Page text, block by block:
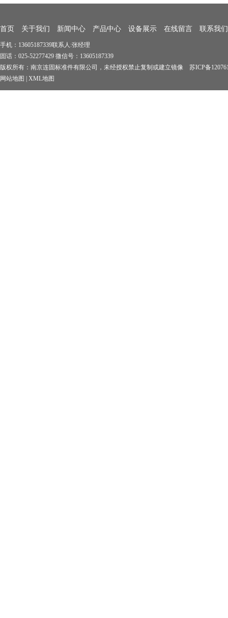
首页 关于我们 新闻中心 产品中心 设备展示 在线留言 联系我们
手机：13605187339联系人:张经理
固话：025-52277429 微信号：13605187339
版权所有：南京连固标准件有限公司，未经授权禁止复制或建立镜像 苏ICP备
网站地图
XML地图